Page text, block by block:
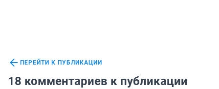
ПЕРЕЙТИ К ПУБЛИКАЦИИ
18 комментариев к публикации